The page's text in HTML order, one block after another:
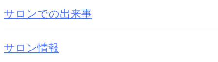
サロンでの出来事
サロン情報